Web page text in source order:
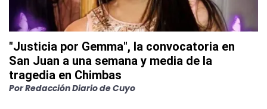
"Justicia por Gemma", la convocatoria en
San Juan a una semana y media de la
tragedia en Chimbas
PorRedacción Diario de Cuyo